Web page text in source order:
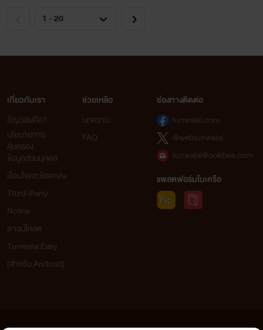
เกี่ยวกับเรา
ธัญวลัยคือ?
นโยบายการ
คุ้มครอง
ข้อมูลส่วนบุคคล
เงื่อนไขและข้อตกลง
Third-Party
Notice
ดาวน์โหลด
Tunwalai Easy
(สำหรับ Android)
ช่วยเหลือ
บทความ
FAQ
ช่องทางติดต่อ
tunwalai.com
@webtunwalai
tunwalai@ookbee.com
แพลตฟอร์มในเครือ